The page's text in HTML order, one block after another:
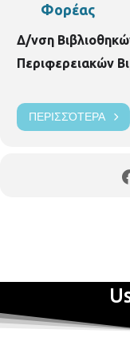
Φορέας
Δ/νση
Περιφερειακών
ΠΕΡΙΣΣΌΤΕΡΑ